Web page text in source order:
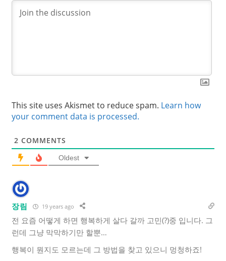
This site uses Akismet to reduce spam. Learn how
your comment data is processed.
2 COMMENTS
Oldest
장림 19 years ago
전 요즘 어떻게 하면 행복하게 살다 갈까 고민(?)중 입니다. 그
런데 그냥 막막하기만 할뿐…
행복이 뭔지도 모르는데 그 방법을 찾고 있으니 멍청하죠!